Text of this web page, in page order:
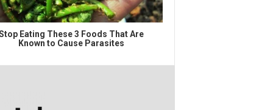
Eating These 3 Foods That Are
Known to Cause Parasites